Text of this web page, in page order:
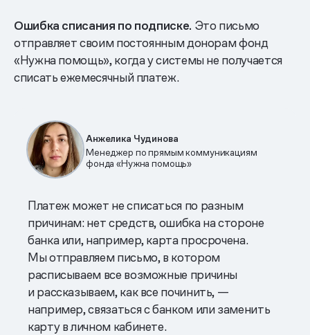
Ошибка списания по подписке. Это письмо
отправляет своим постоянным донорам фонд
«Нужна помощь», когда у системы не получается
списать ежемесячный платеж.
Анжелика Чудинова
Менеджер по прямым коммуникациям
фонда «Нужна помощь»
Платеж может не списаться по разным
причинам: нет средств, ошибка на стороне
банка или, например, карта просрочена.
Мы отправляем письмо, в котором
расписываем все возможные причины
и рассказываем, как все починить, —
например, связаться с банком или заменить
карту в личном кабинете.